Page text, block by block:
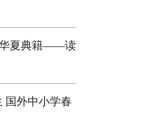
夏典籍——读
国外中小学春